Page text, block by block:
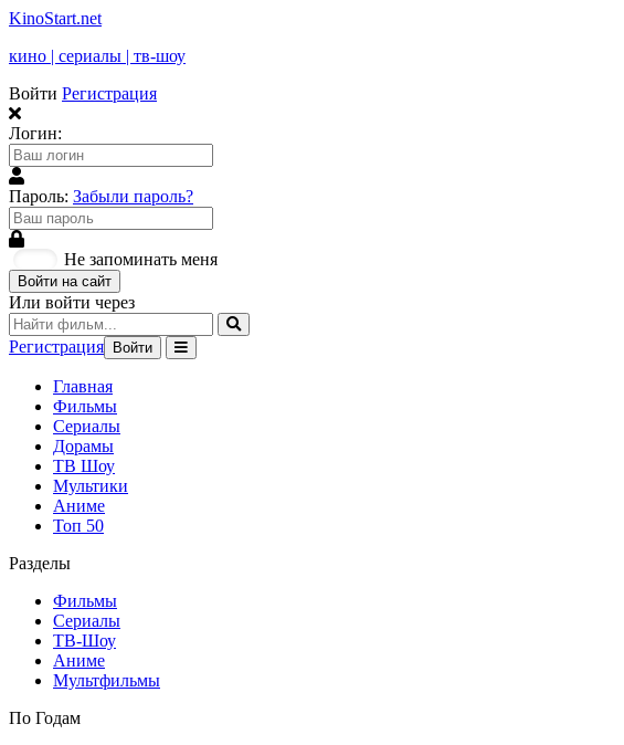
KinoStart.net
кино | сериалы | тв-шоу
Войти Регистрация
Логин:
Пароль: Забыли пароль?
Не запоминать меня
Войти на сайт
Или войти через
Регистрация Войти
Главная
Фильмы
Сериалы
Дорамы
ТВ Шоу
Мультики
Аниме
Топ 50
Разделы
Фильмы
Сериалы
ТВ-Шоу
Аниме
Мультфильмы
По Годам